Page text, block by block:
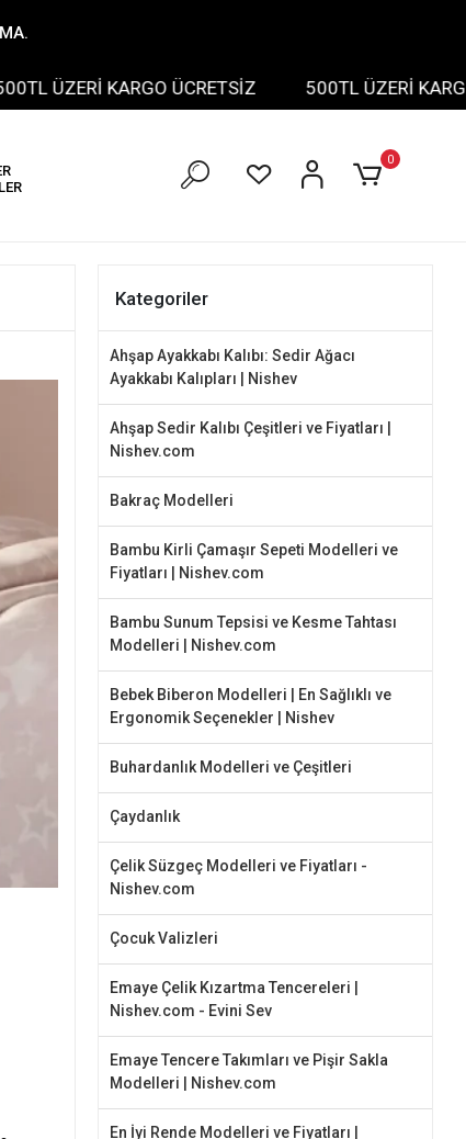
ÜCRETSİZ 500TL ÜZERİ KARGO ÜCRETSİZ
0
Kategoriler
Ahşap Ayakkabı Kalıbı: Sedir Ağacı
Ayakkabı Kalıpları | Nishev
Ahşap Sedir Kalıbı Çeşitleri ve Fiyatları |
Nishev.com
Bakraç Modelleri
Bambu Kirli Çamaşır Sepeti Modelleri ve
Fiyatları | Nishev.com
Bambu Sunum Tepsisi ve Kesme Tahtası
Modelleri | Nishev.com
Bebek Biberon Modelleri | En Sağlıklı ve
Ergonomik Seçenekler | Nishev
Buhardanlık Modelleri ve Çeşitleri
Çaydanlık
Çelik Süzgeç Modelleri ve Fiyatları -
Nishev.com
Çocuk Valizleri
Emaye Çelik Kızartma Tencereleri |
Nishev.com - Evini Sev
Emaye Tencere Takımları ve Pişir Sakla
Modelleri | Nishev.com
En İyi Rende Modelleri ve Fiyatları |